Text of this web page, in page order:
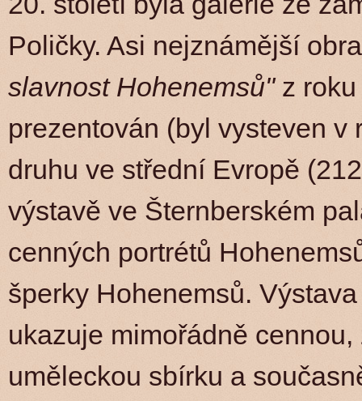
Poličky. Asi nejznámější
slavnost Hohenemsů"z roku
prezentován (byl vysteven
druhu ve střední Evropě
výstavě ve Šternberském
cenných portrétů
šperky Hohenemsů.
ukazuje mimořádně
uměleckou sbírku a